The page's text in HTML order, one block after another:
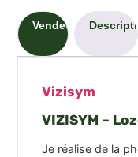
Vendeur
Vizisym
VIZISYM –
Je réalise de la